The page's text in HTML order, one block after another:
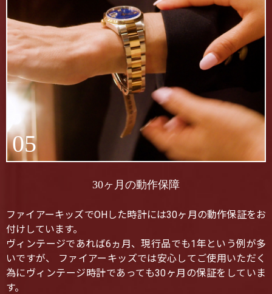
05
30ヶ月の動作保障
ファイアーキッズでOHした時計には30ヶ月の動作保証をお
付けしています。
ヴィンテージであれば6ヵ月、現行品でも1年という例が多
いですが、 ファイアーキッズでは安心してご使用いただく
為にヴィンテージ時計であっても30ヶ月の保証をしていま
す。